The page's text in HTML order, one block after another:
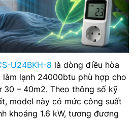
U24BKH-8 là dòng điều hòa
lạnh 24000btu phù hợp cho
– 40m2. Theo thông số kỹ
model này có mức công suất
khoảng 1.6 kW, tương đương